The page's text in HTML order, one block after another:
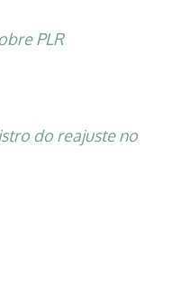
PLR
do reajuste no